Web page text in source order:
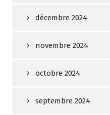
décembre 2024
novembre 2024
octobre 2024
septembre 2024